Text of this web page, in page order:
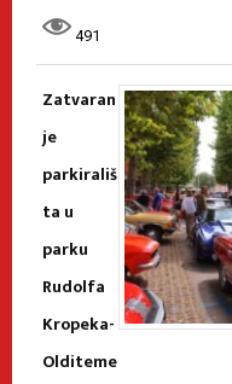
491
Zatvaran
je
parkirališ
ta u
parku
Rudolfa
Kropeka-
Olditeme